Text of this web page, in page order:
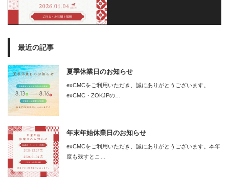
最近の記事
夏季休業日のお知らせ
exCMCをご利用いただき、誠にありがとうございます。
exCMC・ZOKJPの…
年末年始休業日のお知らせ
exCMCをご利用いただき、誠にありがとうございます。本年
度も残すとこ…